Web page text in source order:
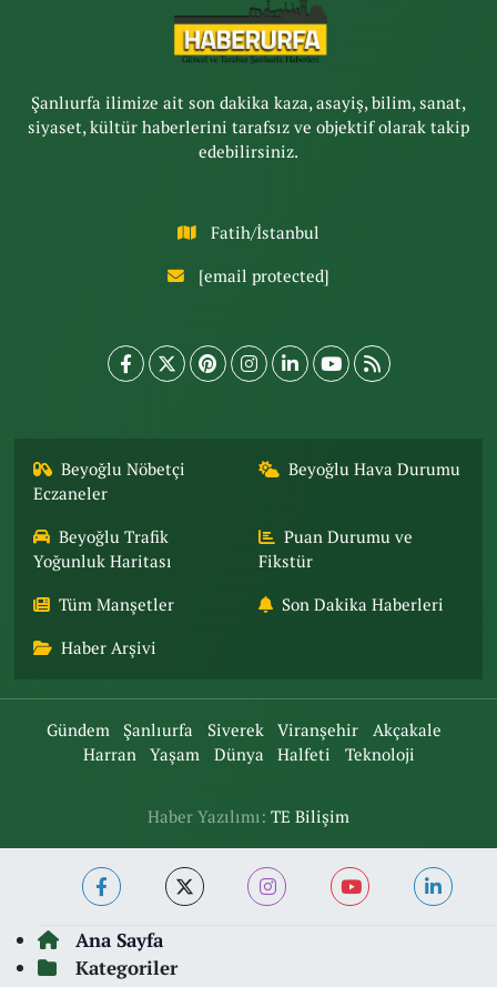
Şanlıurfa ilimize ait son dakika kaza, asayiş, bilim, sanat,
siyaset, kültür haberlerini tarafsız ve objektif olarak takip
edebilirsiniz.
Fatih/İstanbul
[email protected]
Beyoğlu Nöbetçi
Eczaneler
Beyoğlu Hava Durumu
Beyoğlu Trafik
Yoğunluk Haritası
Puan Durumu ve
Fikstür
Tüm Manşetler Son Dakika Haberleri
Haber Arşivi
Gündem Şanlıurfa Siverek Viranşehir
Akçakale
Harran
Yaşam Dünya Halfeti Teknoloji
Haber Yazılımı: TE Bilişim
Ana Sayfa
Kategoriler